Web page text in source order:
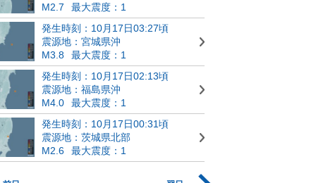
M2.7
最大震度：1
発生時刻：10月17日03:27頃
震源地：宮城県沖
M3.8
最大震度：1
発生時刻：10月17日02:13頃
震源地：福島県沖
M4.0
最大震度：1
発生時刻：10月17日00:31頃
震源地：茨城県北部
M2.6
最大震度：1